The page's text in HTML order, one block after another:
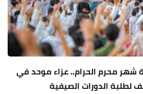
شهر محرم الحرام.. عزاء موحد في
لطلبة الدورات الصيفية